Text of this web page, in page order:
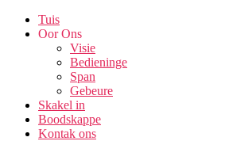
Tuis
Oor Ons
Visie
Bedieninge
Span
Gebeure
Skakel in
Boodskappe
Kontak ons